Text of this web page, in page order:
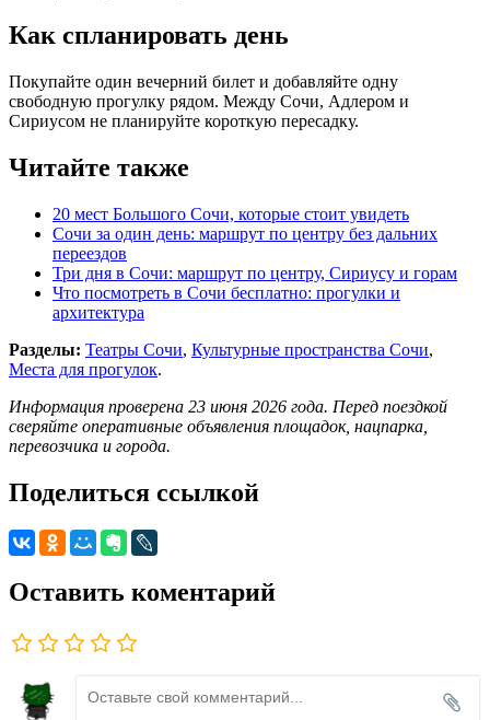
Как спланировать день
Покупайте один вечерний билет и добавляйте одну
свободную прогулку рядом. Между Сочи, Адлером и
Сириусом не планируйте короткую пересадку.
Читайте также
20 мест Большого Сочи, которые стоит увидеть
Сочи за один день: маршрут по центру без дальних
переездов
Три дня в Сочи: маршрут по центру, Сириусу и горам
Что посмотреть в Сочи бесплатно: прогулки и
архитектура
Разделы: Театры Сочи, Культурные пространства Сочи,
Места для прогулок.
Информация проверена 23 июня 2026 года. Перед поездкой
сверяйте оперативные объявления площадок, нацпарка,
перевозчика и города.
Поделиться ссылкой
Оставить коментарий